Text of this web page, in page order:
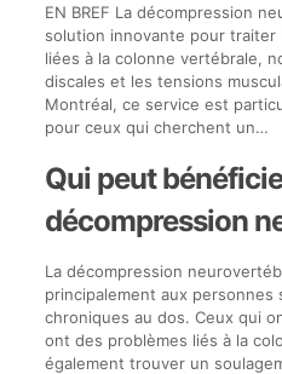
EN BREF La décompression
solution innovante pour traiter
liées à la colonne vertébrale,
discales et les tensions
Montréal, ce service est
pour ceux qui cherchent un…
Qui peut
décompression
La décompression
principalement aux
chroniques au dos. Ceux qui
ont des problèmes liés à la
également trouver un